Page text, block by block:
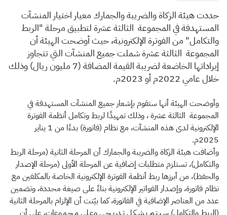
​​حددت هيئة الزكاة والضريبة والجمارك معيار اختيار المنشآت
المستهدفة في المجموعة الثالثة عشرة لتطبيق مرحلة "الربط
والتكامل" من الفوترة الإلكترونية، حيث أوضحت الهيئة أن
المجموعة الثالثة عشرة شملت جميع المنشآت التي تتجاوز
إيراداتها الخاضعة لضريبة القيمة المضافة (7 مليون ريال) وذلك
خلال عامي 2022م أو 2023م.
وأوضحت الهيئة أنها ستقوم بإشعار جميع المنشآت المستهدفة في
المجموعة الثالثة عشرة ، وذلك تمهيدًا لربط وتكامل أنظمة الفوترة
الإلكترونية لدى هذه المنشآت، مع نظام (فاتورة) بدءًا من 1 يناير
2025م.
وأضافت هيئة الزكاة والضريبة والجمارك أن المرحلة الثانية (مرحلة الربط
والتكامل)، تستلزم متطلبات إضافية عن المرحلة الأولى (مرحلة الإصدار
والحفظ)، من أبرزها ربط أنظمة الفوترة الإلكترونية الخاصة بالمكلفين مع
نظام فاتورة، وإصدار الفواتير الإلكترونية بناءً على صيغة محددة، وتضمين
عدد من العناصر الإضافية في الفاتورة، كما بيّنت أن الإلزام بالمرحلة الثانية